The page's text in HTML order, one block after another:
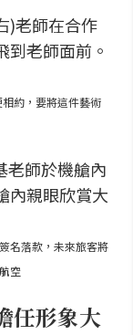
約，要將這件藝術
名落款，未來旅客將
空
任形象大